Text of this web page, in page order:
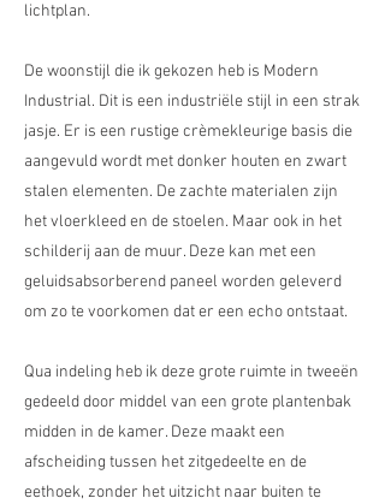
lichtplan.
De woonstijl die ik gekozen heb is Modern
Industrial. Dit is een industriële stijl in een strak
jasje. Er is een rustige crèmekleurige basis die
aangevuld wordt met donker houten en zwart
stalen elementen. De zachte materialen zijn
het vloerkleed en de stoelen. Maar ook in het
schilderij aan de muur. Deze kan met een
geluidsabsorberend paneel worden geleverd
om zo te voorkomen dat er een echo ontstaat.
Qua indeling heb ik deze grote ruimte in tweeën
gedeeld door middel van een grote plantenbak
midden in de kamer. Deze maakt een
afscheiding tussen het zitgedeelte en de
eethoek, zonder het uitzicht naar buiten te